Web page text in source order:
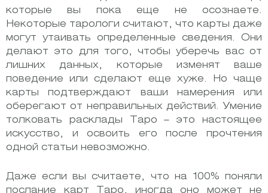
которые вы пока еще не осознаете.
Некоторые тарологи считают, что карты даже
могут утаивать определенные сведения. Они
делают это для того, чтобы уберечь вас от
лишних данных, которые изменят ваше
поведение или сделают еще хуже. Но чаще
карты подтверждают ваши намерения или
оберегают от неправильных действий. Умение
толковать расклады Таро – это настоящее
искусство, и освоить его после прочтения
одной статьи невозможно.
Даже если вы считаете, что на 100% поняли
послание карт Таро, иногда оно может не